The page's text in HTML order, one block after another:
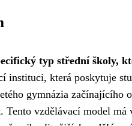
typ střední školy,
instituci, která poskytuje
gymnázia začínajícího
vzdělávací model